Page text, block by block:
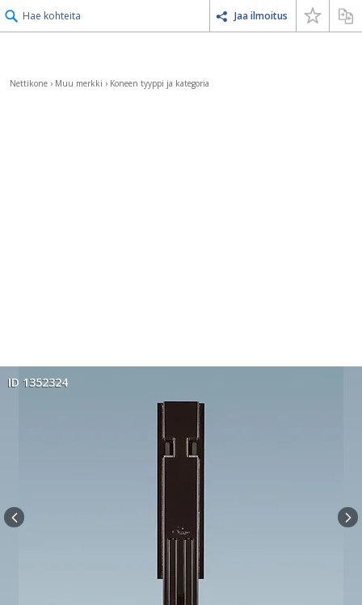
Hae kohteita Jaa ilmoitus
Nettikone › Muu merkki › Koneen tyyppi ja kategoria
ID 1352324